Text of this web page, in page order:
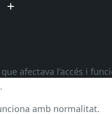
afectava l’accés i
amb normalitat.